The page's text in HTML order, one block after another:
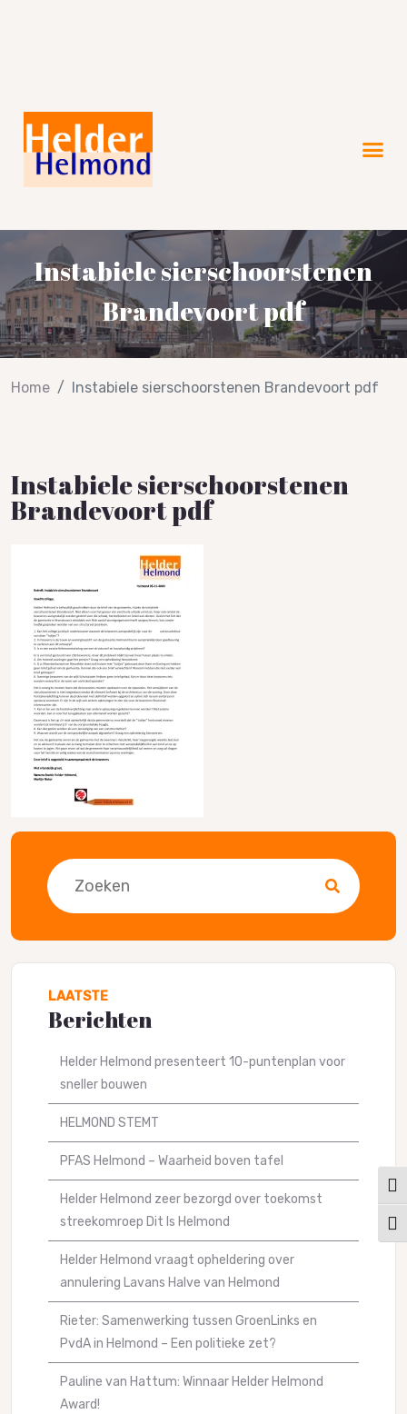
Instabiele sierschoorstenen
Brandevoort pdf
Home Instabiele sierschoorstenen Brandevoort pdf
Instabiele sierschoorstenen
Brandevoort pdf
Zoeken
LAATSTE
Berichten
Helder Helmond presenteert 10-puntenplan voor
sneller bouwen
HELMOND STEMT
PFAS Helmond – Waarheid boven tafel
Helder Helmond zeer bezorgd over toekomst
streekomroep Dit Is Helmond
Helder Helmond vraagt opheldering over
annulering Lavans Halve van Helmond
Rieter: Samenwerking tussen GroenLinks en
PvdA in Helmond – Een politieke zet?
Pauline van Hattum: Winnaar Helder Helmond
Award!